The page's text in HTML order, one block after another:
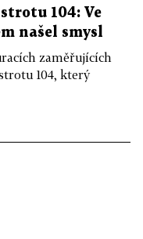
104: Ve
našel smysl
zaměřujících
104, který